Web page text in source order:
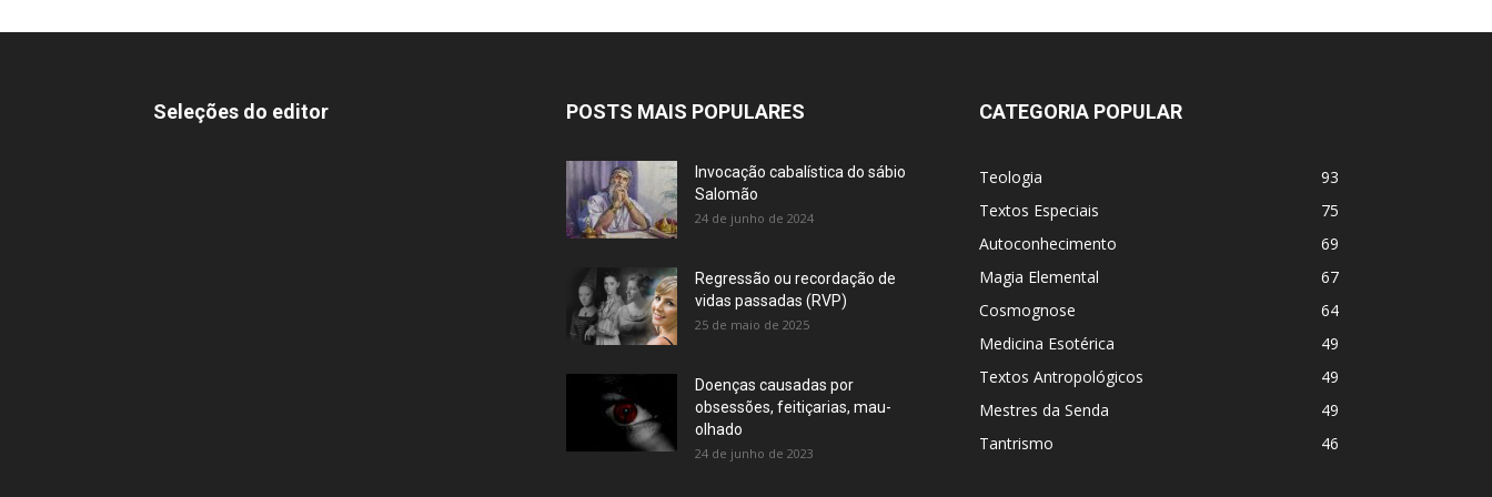
Seleções do editor POSTS MAIS POPULARES
Invocação cabalística do sábio
Salomão
24 de junho de 2024
Regressão ou recordação de
vidas passadas (RVP)
25 de maio de 2025
Doenças causadas por
obsessões, feitiçarias, mau-
olhado
24 de junho de 2023
CATEGORIA POPULAR
Teologia
93
Textos Especiais
75
Autoconhecimento
69
Magia Elemental
67
Cosmognose
64
Medicina Esotérica
49
Textos Antropológicos
49
Mestres da Senda
49
Tantrismo
46